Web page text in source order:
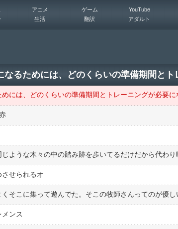
アニメ ゲーム YouTube
生活 翻訳 アダルト
るためには、どのくらいの準備期間と
せられるオ
ンス